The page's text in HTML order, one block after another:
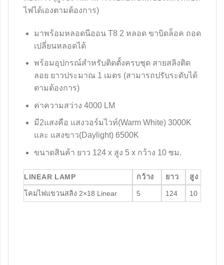
ไฟได้เองตามต้องการ)
มาพร้อมหลอดนีออน T8 2 หลอด ขาบิดล็อค ถอด
เปลี่ยนหลอดได้
พร้อมอุปกรณ์สำหรับติดตั้งครบชุด สายสลิงติด
ลอย ยาวประมาณ 1 เมตร (สามารถปรับระดับได้
ตามต้องการ)
ค่าความสว่าง 4000 LM
มี2แสงคือ แสงวอร์มไวท์(Warm White) 3000K
และ แสงขาว(Daylight) 6500K
ขนาดสินค้า ยาว 124 x สูง 5 x กว้าง 10 ซม.
LINEAR LAMP กว้าง ยาว สูง
โคมไฟแขวนสลิง 2×18 Linear 5 124 10